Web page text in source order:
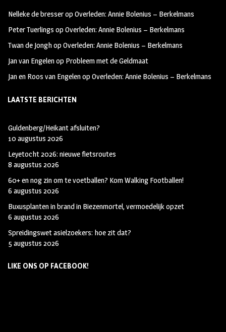
oo
k
m
Nelleke de bresseropOverleden: Annie Bolenius – Berkelmans
Peter Tuerlings opOverleden: Annie Bolenius – Berkelmans
Twan de JonghopOverleden: Annie Bolenius – Berkelmans
Jan van Engelenop Probleem met de Geldmaat
Jan en Roos van EngelenopOverleden: Annie Bolenius – Berkelmans
LAATSTE BERICHTEN
Guldenberg/Heikant afsluiten?
10 augustus 2026
Leyetocht 2026: nieuwe fietsroutes
8 augustus 2026
60+ en nog zin om te voetballen? Kom Walking Footballen!
6 augustus 2026
Buxusplanten in brand in Biezenmortel, vermoedelijk opzet
6 augustus 2026
Spreidingswet asielzoekers: hoe zit dat?
5 augustus 2026
LIKE ONS OP FACEBOOK!